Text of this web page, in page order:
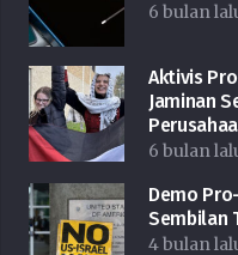
6 bulan
Aktivis
Jaminan
6 bulan
Demo
Sembilan
4 bulan